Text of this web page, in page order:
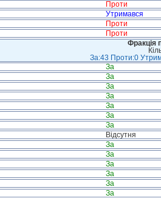
Проти
Утримався
Проти
Проти
Фракція
За:43 Проти:0
За
За
За
За
За
За
За
Відсутня
За
За
За
За
За
За